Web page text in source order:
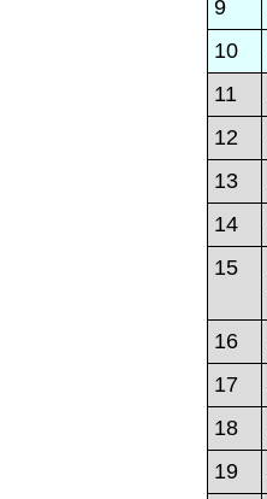
9
10
11
12
13
14
15
16
17
18
19